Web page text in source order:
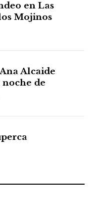
en Las
Mojinos
Alcaide
de